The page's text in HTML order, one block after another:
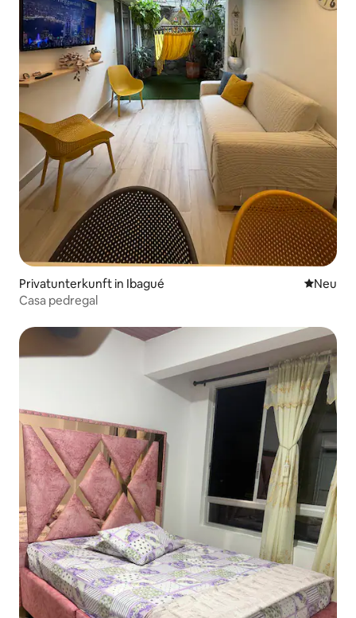
Privatunterkunft in Ibagué Neue
Neu
Casa pedregal